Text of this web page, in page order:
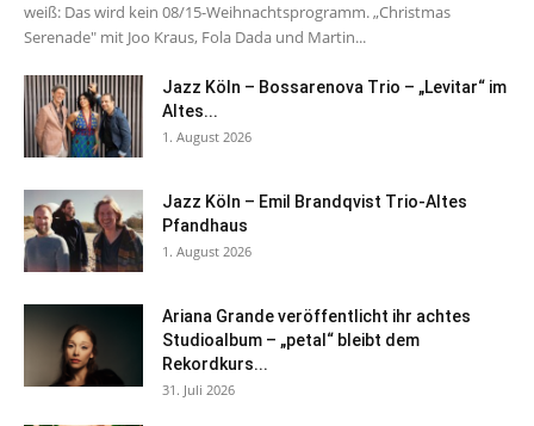
weiß: Das wird kein 08/15-Weihnachtsprogramm. „Christmas
Serenade" mit Joo Kraus, Fola Dada und Martin...
Jazz Köln – Bossarenova Trio – „Levitar“ im
Altes...
1. August 2026
Jazz Köln – Emil Brandqvist Trio-Altes
Pfandhaus
1. August 2026
Ariana Grande veröffentlicht ihr achtes
Studioalbum – „petal“ bleibt dem
Rekordkurs...
31. Juli 2026